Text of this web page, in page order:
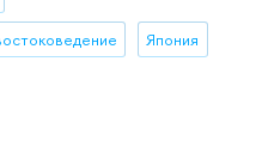
Япония